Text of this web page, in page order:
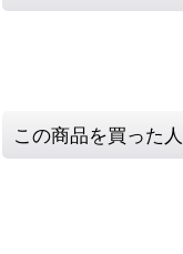
この商品を買った